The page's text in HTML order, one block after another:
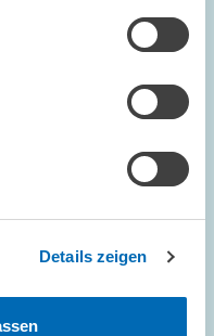
Details zeigen
jedoch zu kurz. Von
Steuerreform
und 2002 wurden von